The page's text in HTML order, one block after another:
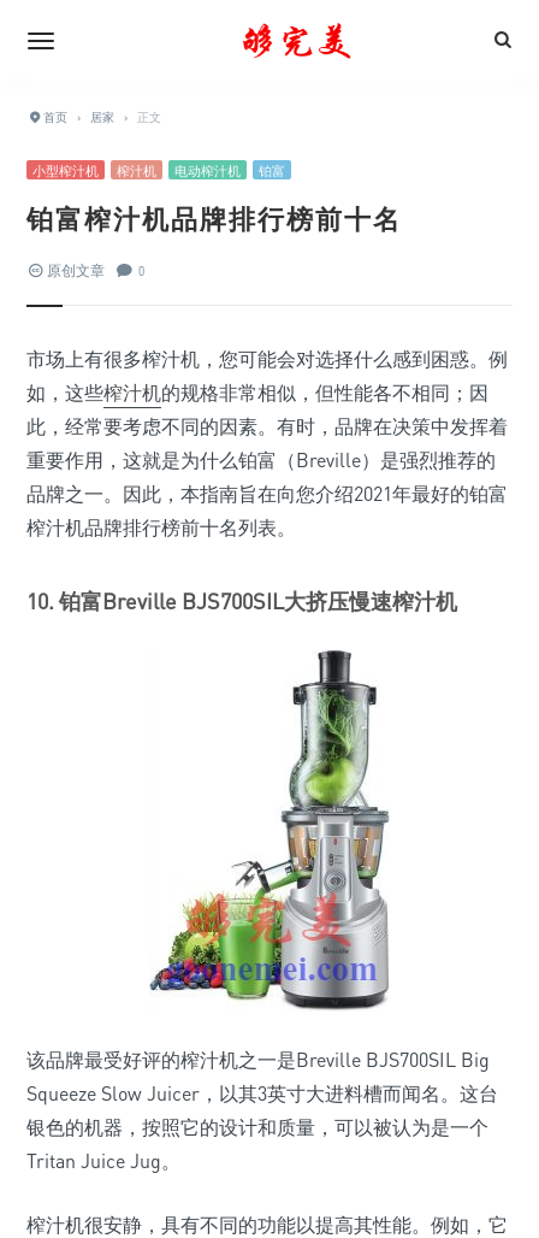
首页 › 居家 › 正文
小型榨汁机 榨汁机 电动榨汁机 铂富
铂富榨汁机品牌排行榜前十名
原创文章 0
市场上有很多榨汁机，您可能会对选择什么感到困惑。例
如，这些榨汁机的规格非常相似，但性能各不相同；因
此，经常要考虑不同的因素。有时，品牌在决策中发挥着
重要作用，这就是为什么铂富（Breville）是强烈推荐的
品牌之一。因此，本指南旨在向您介绍2021年最好的铂富
榨汁机品牌排行榜前十名列表。
10. 铂富Breville BJS700SIL大挤压慢速榨汁机
该品牌最受好评的榨汁机之一是Breville BJS700SIL Big
Squeeze Slow Juicer，以其3英寸大进料槽而闻名。这台
银色的机器，按照它的设计和质量，可以被认为是一个
Tritan Juice Jug。
榨汁机很安静，具有不同的功能以提高其性能。例如，它